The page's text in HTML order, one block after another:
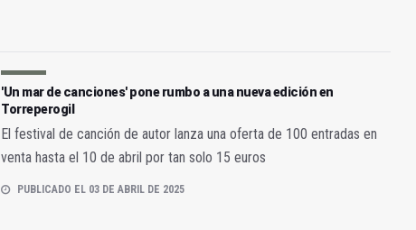
'Un mar de canciones' pone rumbo a una nueva edición en
Torreperogil
El festival de canción de autor lanza una oferta de 100 entradas en
venta hasta el 10 de abril por tan solo 15 euros
PUBLICADO EL 03 DE ABRIL DE 2025